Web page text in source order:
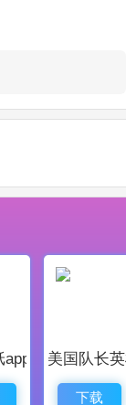
，完全上当
的我先溜了
购买的产品根
务人员都没
app安卓最新版
美国队长
下载